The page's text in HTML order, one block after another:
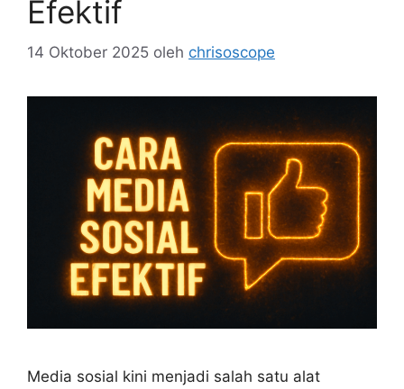
Efektif
14 Oktober 2025 oleh chrisoscope
Media sosial kini menjadi salah satu alat